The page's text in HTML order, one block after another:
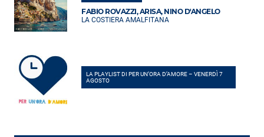
FABIO ROVAZZI, ARISA, NINO D'ANGELO
LA COSTIERA AMALFITANA
LA PLAYLIST DI PER UN’ORA D’AMORE – VENERDÌ 7
AGOSTO